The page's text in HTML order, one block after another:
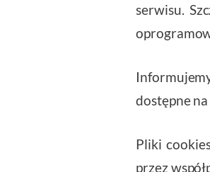
serwisu.
dostępne
Pliki
przez